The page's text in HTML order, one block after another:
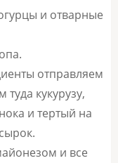
и отварные
отправляем
кукурузу,
и тертый на
и все